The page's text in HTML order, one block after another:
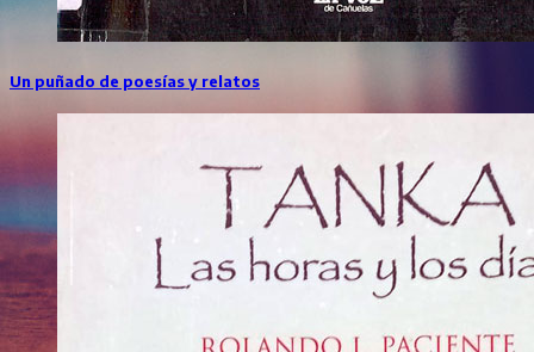
Un puñado de poesías y relatos